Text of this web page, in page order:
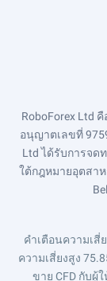
RoboForex Ltd
อนุญาตเลขที่
Ltd ได้รับการจด
ใต้กฎหมายอุตสาห
คำเตือนความเสี่
ความเสี่ยงสูง
ขาย CFD กับผู้